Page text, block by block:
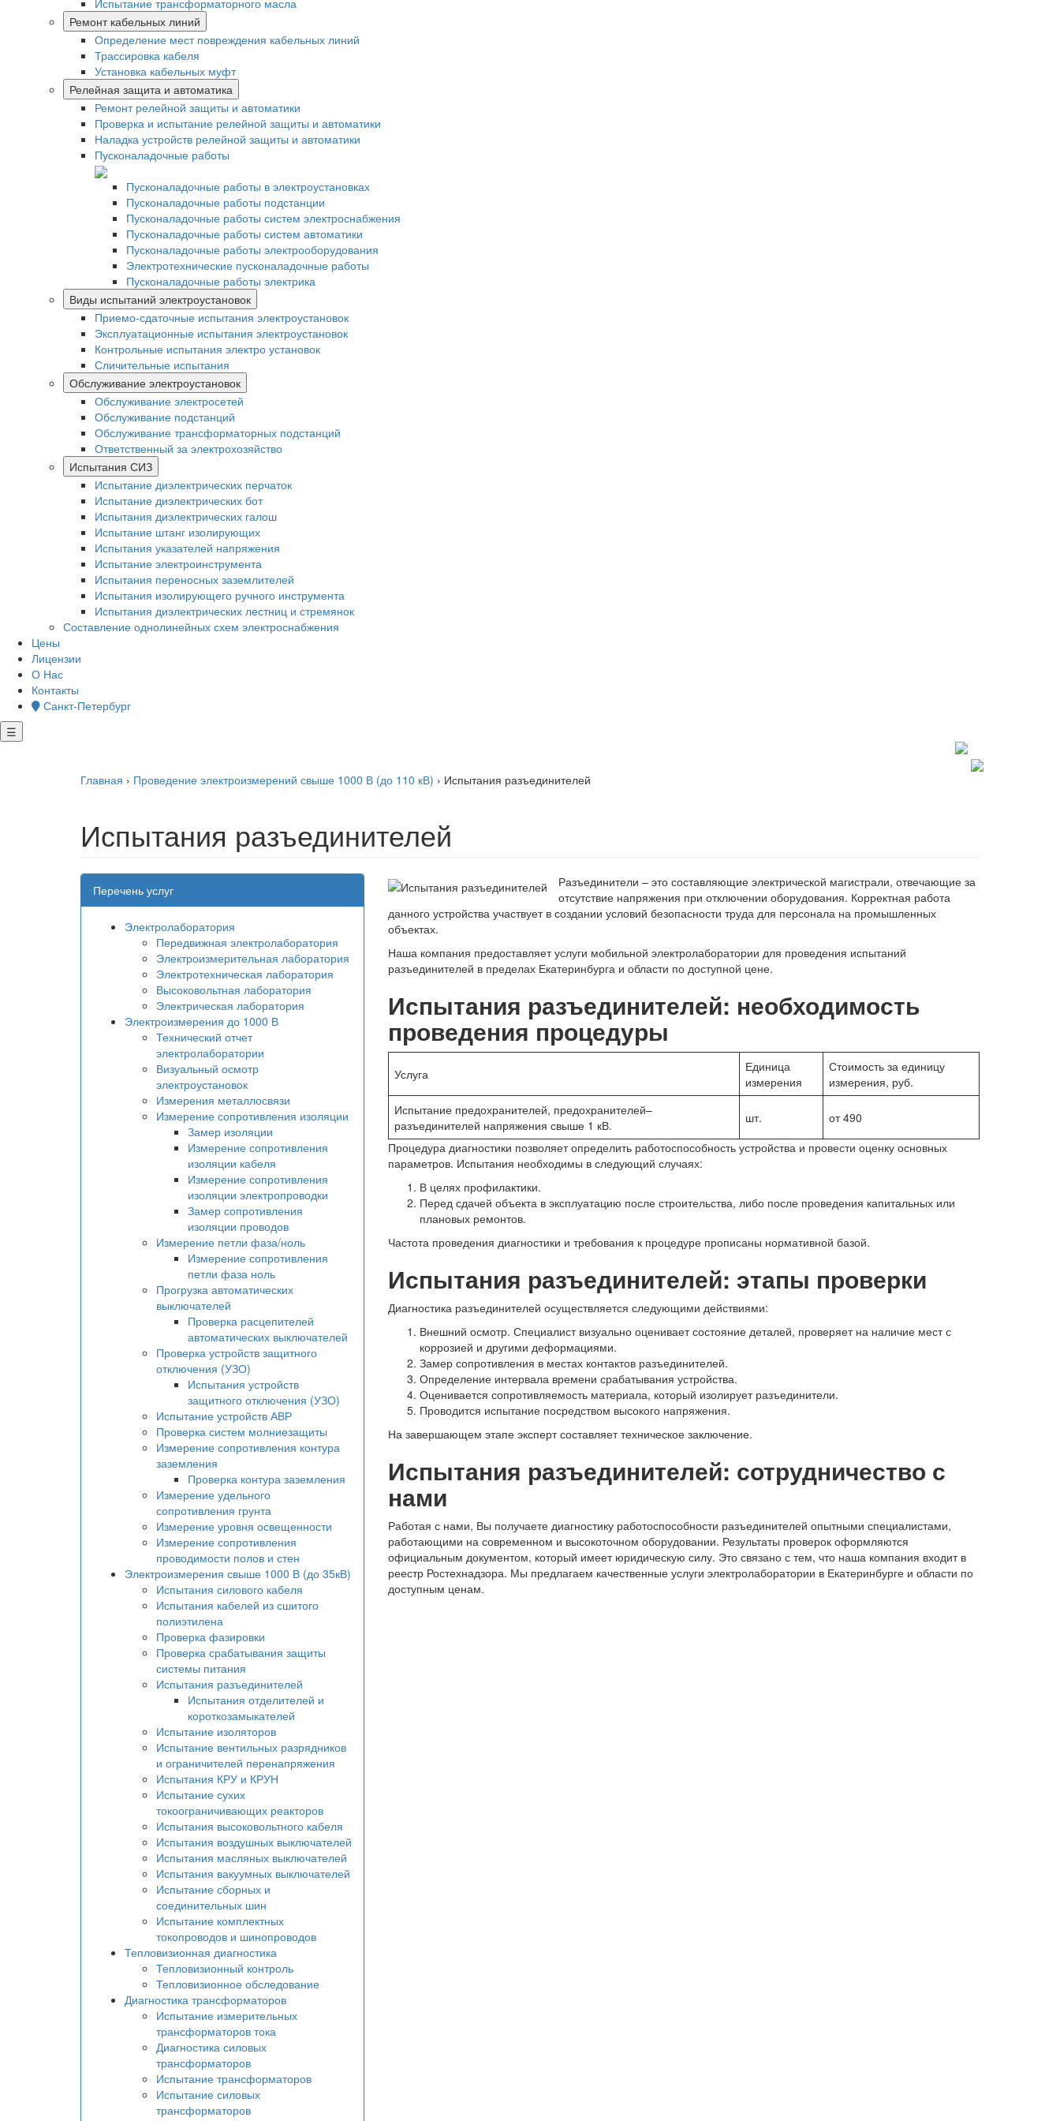
Испытание трансформаторного масла
Ремонт кабельных линий
Определение мест повреждения кабельных линий
Трассировка кабеля
Установка кабельных муфт
Релейная защита и автоматика
Ремонт релейной защиты и автоматики
Проверка и испытание релейной защиты и автоматики
Наладка устройств релейной защиты и автоматики
Пусконаладочные работы
Пусконаладочные работы в электроустановках
Пусконаладочные работы подстанции
Пусконаладочные работы систем электроснабжения
Пусконаладочные работы систем автоматики
Пусконаладочные работы электрооборудования
Электротехнические пусконаладочные работы
Пусконаладочные работы электрика
Виды испытаний электроустановок
Приемо-сдаточные испытания электроустановок
Эксплуатационные испытания электроустановок
Контрольные испытания электро установок
Сличительные испытания
Обслуживание электроустановок
Обслуживание электросетей
Обслуживание подстанций
Обслуживание трансформаторных подстанций
Ответственный за электрохозяйство
Испытания СИЗ
Испытание диэлектрических перчаток
Испытание диэлектрических бот
Испытания диэлектрических галош
Испытание штанг изолирующих
Испытания указателей напряжения
Испытание электроинструмента
Испытания переносных заземлителей
Испытания изолирующего ручного инструмента
Испытания диэлектрических лестниц и стремянок
Составление однолинейных схем электроснабжения
Цены
Лицензии
О Нас
Контакты
Санкт-Петербург
☰
Главная › Проведение электроизмерений свыше 1000 В (до 110 кВ) › Испытания разъединителей
Испытания разъединителей
Перечень услуг
Электролаборатория
Передвижная электролаборатория
Электроизмерительная лаборатория
Электротехническая лаборатория
Высоковольтная лаборатория
Электрическая лаборатория
Электроизмерения до 1000 В
Технический отчет
электролаборатории
Визуальный осмотр
электроустановок
Измерения металлосвязи
Измерение сопротивления изоляции
Замер изоляции
Измерение сопротивления
изоляции кабеля
Измерение сопротивления
изоляции электропроводки
Замер сопротивления
изоляции проводов
Измерение петли фаза/ноль
Измерение сопротивления
петли фаза ноль
Прогрузка автоматических
выключателей
Проверка расцепителей
автоматических выключателей
Проверка устройств защитного
отключения (УЗО)
Испытания устройств
защитного отключения (УЗО)
Испытание устройств АВР
Проверка систем молниезащиты
Измерение сопротивления контура
заземления
Проверка контура заземления
Измерение удельного
сопротивления грунта
Измерение уровня освещенности
Измерение сопротивления
проводимости полов и стен
Электроизмерения свыше 1000 В (до 35кВ)
Испытания силового кабеля
Испытания кабелей из сшитого
полиэтилена
Проверка фазировки
Проверка срабатывания защиты
системы питания
Испытания разъединителей
Испытания отделителей и
короткозамыкателей
Испытание изоляторов
Испытание вентильных разрядников
и ограничителей перенапряжения
Испытания КРУ и КРУН
Испытание сухих
токоограничивающих реакторов
Испытания высоковольтного кабеля
Испытания воздушных выключателей
Испытания масляных выключателей
Испытания вакуумных выключателей
Испытание сборных и
соединительных шин
Испытание комплектных
токопроводов и шинопроводов
Тепловизионная диагностика
Тепловизионный контроль
Тепловизионное обследование
Диагностика трансформаторов
Испытание измерительных
трансформаторов тока
Диагностика силовых
трансформаторов
Испытание трансформаторов
Испытание силовых
трансформаторов
Разъединители – это составляющие электрической магистрали, отвечающие за
отсутствие напряжения при отключении оборудования. Корректная работа
данного устройства участвует в создании условий безопасности труда для персонала на промышленных
объектах.
Наша компания предоставляет услуги мобильной электролаборатории для проведения испытаний
разъединителей в пределах Екатеринбурга и области по доступной цене.
Испытания разъединителей: необходимость
проведения процедуры
Услуга
Единица
измерения
Стоимость за единицу
измерения, руб.
Испытание предохранителей, предохранителей–
разъединителей напряжения свыше 1 кВ.
шт.
от 490
Процедура диагностики позволяет определить работоспособность устройства и провести оценку основных
параметров. Испытания необходимы в следующий случаях:
В целях профилактики.
Перед сдачей объекта в эксплуатацию после строительства, либо после проведения капитальных или
плановых ремонтов.
Частота проведения диагностики и требования к процедуре прописаны нормативной базой.
Испытания разъединителей: этапы проверки
Диагностика разъединителей осуществляется следующими действиями:
Внешний осмотр. Специалист визуально оценивает состояние деталей, проверяет на наличие мест с
коррозией и другими деформациями.
Замер сопротивления в местах контактов разъединителей.
Определение интервала времени срабатывания устройства.
Оценивается сопротивляемость материала, который изолирует разъединители.
Проводится испытание посредством высокого напряжения.
На завершающем этапе эксперт составляет техническое заключение.
Испытания разъединителей: сотрудничество с
нами
Работая с нами, Вы получаете диагностику работоспособности разъединителей опытными специалистами,
работающими на современном и высокоточном оборудовании. Результаты проверок оформляются
официальным документом, который имеет юридическую силу. Это связано с тем, что наша компания входит в
реестр Ростехнадзора. Мы предлагаем качественные услуги электролаборатории в Екатеринбурге и области по
доступным ценам.